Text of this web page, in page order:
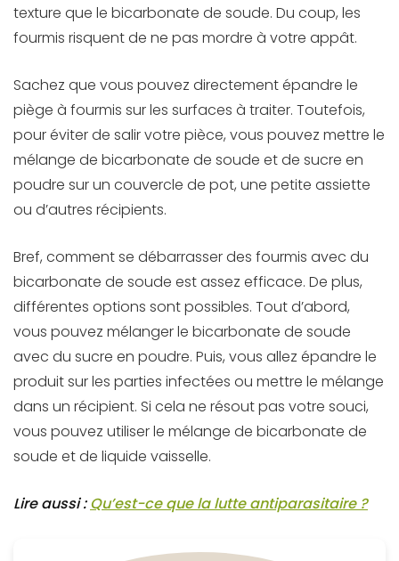
texture que le bicarbonate de soude. Du coup, les
fourmis risquent de ne pas mordre à votre appât.
Sachez que vous pouvez directement épandre le
piège à fourmis sur les surfaces à traiter. Toutefois,
pour éviter de salir votre pièce, vous pouvez mettre le
mélange de bicarbonate de soude et de sucre en
poudre sur un couvercle de pot, une petite assiette
ou d’autres récipients.
Bref, comment se débarrasser des fourmis avec du
bicarbonate de soude est assez efficace. De plus,
différentes options sont possibles. Tout d’abord,
vous pouvez mélanger le bicarbonate de soude
avec du sucre en poudre. Puis, vous allez épandre le
produit sur les parties infectées ou mettre le mélange
dans un récipient. Si cela ne résout pas votre souci,
vous pouvez utiliser le mélange de bicarbonate de
soude et de liquide vaisselle.
Lire aussi :Qu’est-ce que la lutte antiparasitaire ?